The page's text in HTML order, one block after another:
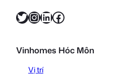
Twitter InstagramLinkedIn Facebook
Vinhomes Hóc Môn
Vị trí